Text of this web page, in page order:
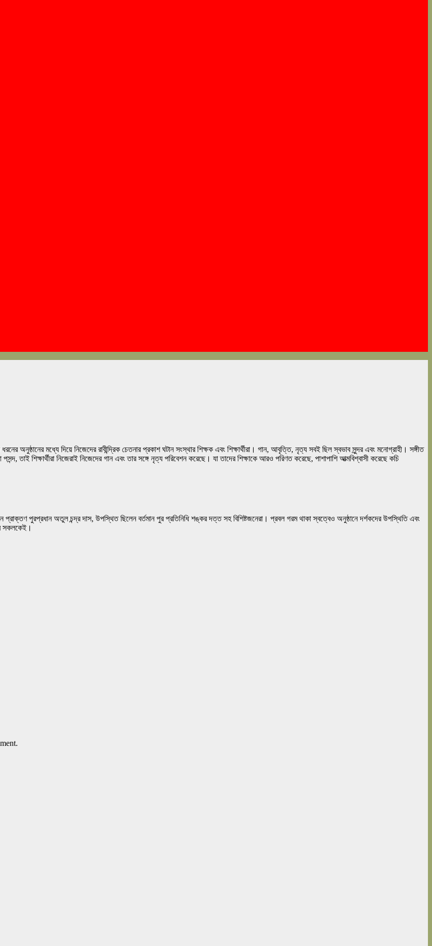
অনুষ্ঠানের মধ্যে দিয়ে নিজেদের রাবীন্দ্রিক চেতনার প্রকাশ ঘটান সংস্থার শিক্ষক এবং শিক্ষার্থীরা। গান, আবৃত্তি, নৃত্য সবই ছিল স্বভাব সুন্দর এবং মনোগ্রাহী। সঙ্গীত
পসন্দ, তাই শিক্ষার্থীরা নিজেরাই নিজেদের গান এবং তার সঙ্গে নৃত্য পরিবেশন করেছে। যা তাদের শিক্ষাকে আরও পরিণত করেছে, পাশাপাশি আত্মবিশ্বাসী করেছে কচি
প্রাক্তণ পুরপ্রধান অতুল চন্দ্র দাস, উপস্থিত ছিলেন বর্তমান পুর প্রতিনিধি শঙ্কর দত্ত সহ বিশিষ্টজনেরা। প্রবল গরম থাকা স্বত্বেও অনুষ্ঠানে দর্শকদের উপস্থিতি এবং
করে সকলকেই।